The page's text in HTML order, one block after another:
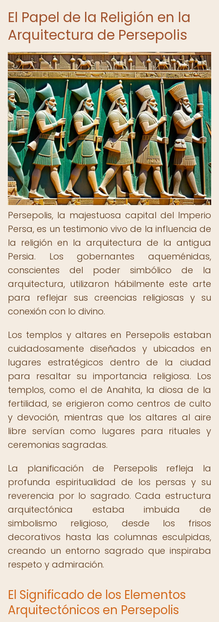
El Papel de la Religión en la
Arquitectura de Persepolis
Persepolis, la majestuosa capital del Imperio
Persa, es un testimonio vivo de la influencia de
la religión en la arquitectura de la antigua
Persia. Los gobernantes aqueménidas,
conscientes del poder simbólico de la
arquitectura, utilizaron hábilmente este arte
para reflejar sus creencias religiosas y su
conexión con lo divino.
Los templos y altares en Persepolis estaban
cuidadosamente diseñados y ubicados en
lugares estratégicos dentro de la ciudad
para resaltar su importancia religiosa. Los
templos, como el de Anahita, la diosa de la
fertilidad, se erigieron como centros de culto
y devoción, mientras que los altares al aire
libre servían como lugares para rituales y
ceremonias sagradas.
La planificación de Persepolis refleja la
profunda espiritualidad de los persas y su
reverencia por lo sagrado. Cada estructura
arquitectónica estaba imbuida de
simbolismo religioso, desde los frisos
decorativos hasta las columnas esculpidas,
creando un entorno sagrado que inspiraba
respeto y admiración.
El Significado de los Elementos
Arquitectónicos en Persepolis